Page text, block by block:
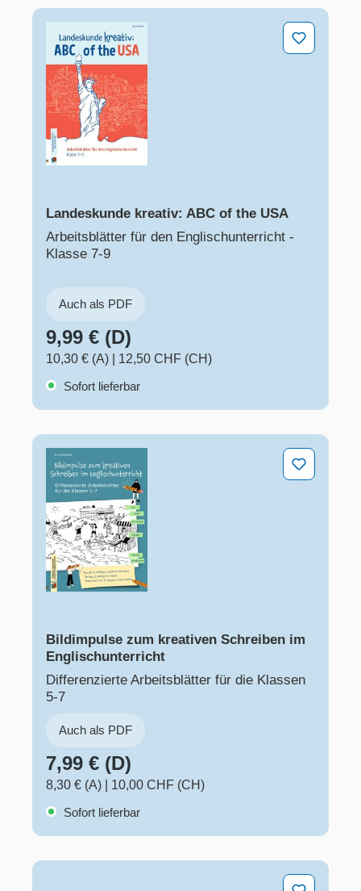
Landeskunde kreativ: ABC of the USA
Landeskunde kreativ: ABC of the USA
Arbeitsblätter für den Englischunterricht -
Klasse 7-9
Auch als PDF
9,99 € (D)
10,30 € (A)
12,50 CHF (CH)
Sofort lieferbar
Bildimpulse zum kreativen Schreiben im
Bildimpulse zum kreativen Schreiben im
Englischunterricht
Differenzierte Arbeitsblätter für die Klassen
5-7
Auch als PDF
7,99 € (D)
8,30 € (A)
10,00 CHF (CH)
Sofort lieferbar
Einfache Lesespurgeschichten für den